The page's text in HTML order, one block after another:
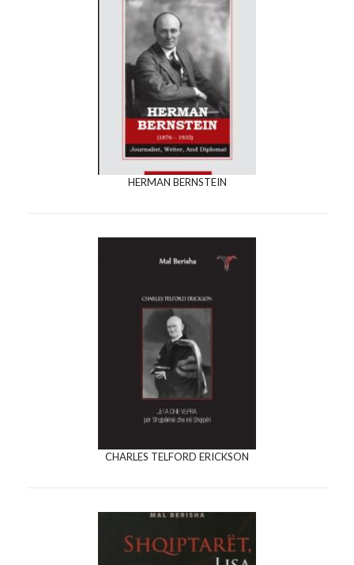
HERMAN BERNSTEIN
CHARLES TELFORD ERICKSON